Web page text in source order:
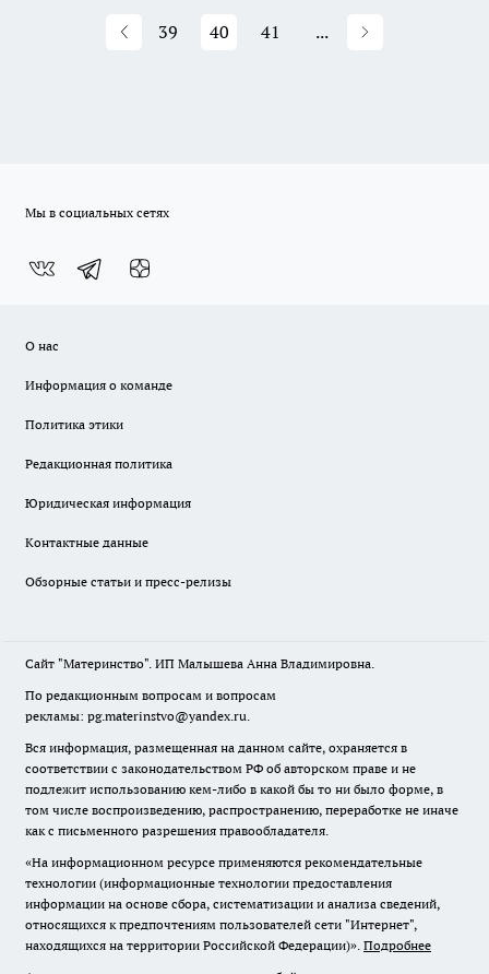
39 40 41 ...
Мы в социальных сетях
О нас
Информация о команде
Политика этики
Редакционная политика
Юридическая информация
Контактные данные
Обзорные статьи и пресс-релизы
Сайт "Материнство". ИП Малышева Анна Владимировна.
По редакционным вопросам и вопросам
рекламы: pg.materinstvo@yandex.ru.
Вся информация, размещенная на данном сайте, охраняется в
соответствии с законодательством РФ об авторском праве и не
подлежит использованию кем-либо в какой бы то ни было форме, в
том числе воспроизведению, распространению, переработке не иначе
как с письменного разрешения правообладателя.
«На информационном ресурсе применяются рекомендательные
технологии (информационные технологии предоставления
информации на основе сбора, систематизации и анализа сведений,
относящихся к предпочтениям пользователей сети "Интернет",
находящихся на территории Российской Федерации)». Подробнее